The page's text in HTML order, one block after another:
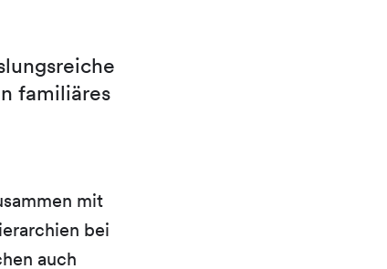
familiäres
mit
bei
auch